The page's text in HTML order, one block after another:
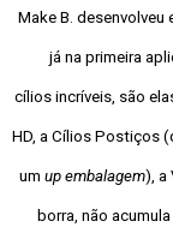
Make B.
já na primeira
cílios incríveis, são
HD, a Cílios Postiços
um up embalagem), a
borra, não